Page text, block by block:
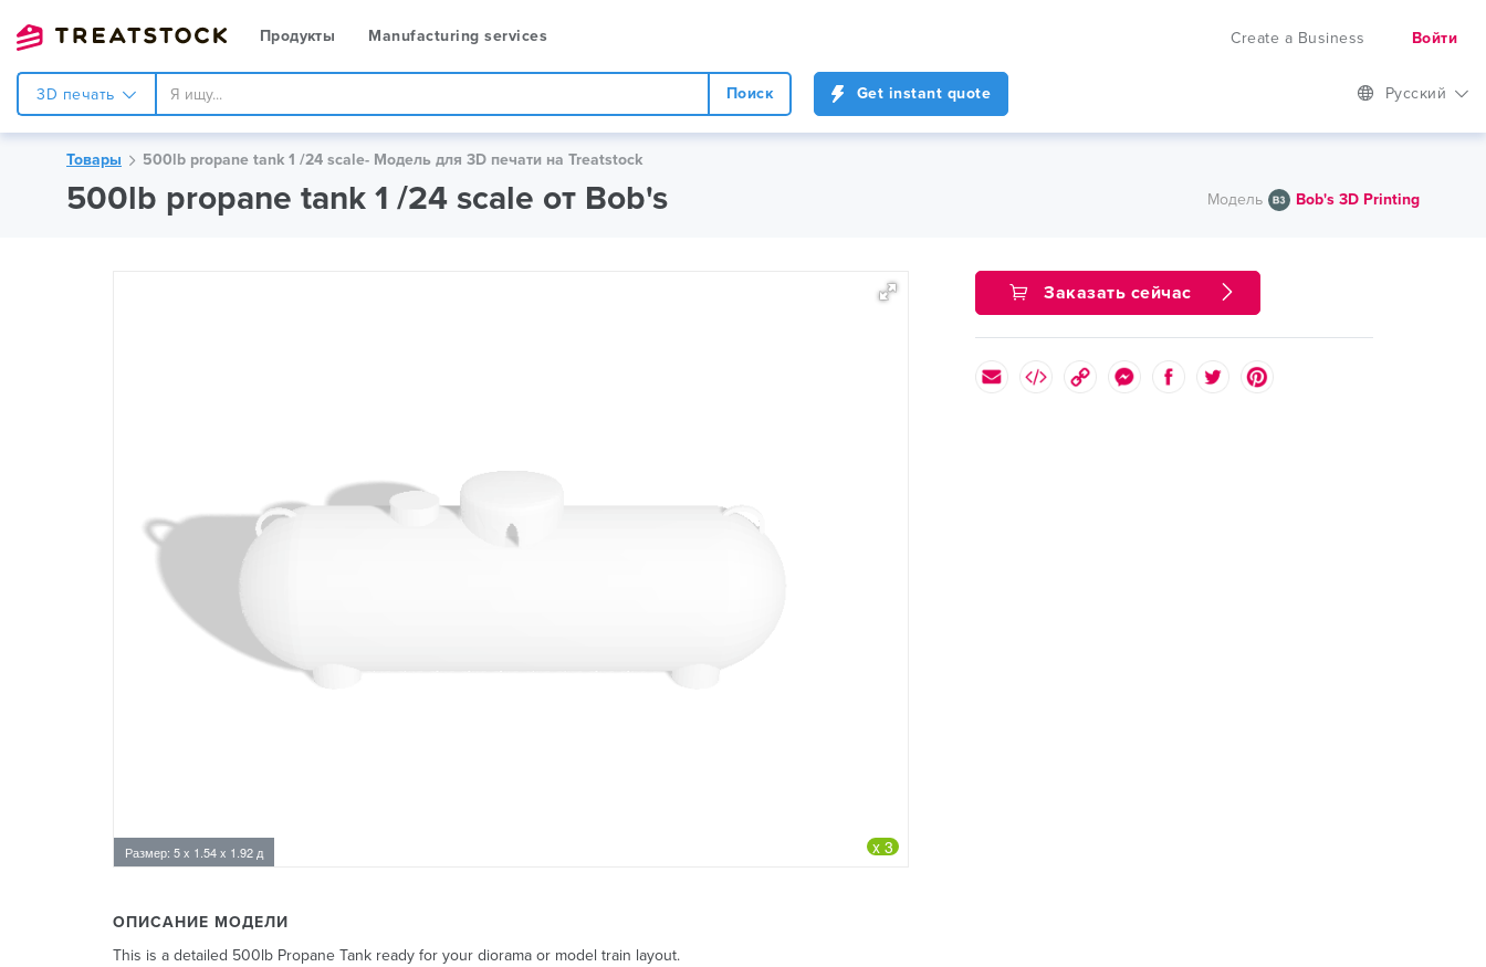
Продукты Manufacturing services Create a Business Войти
3D печать Поиск Get instant quote Русский
Товары 500lb propane tank 1 /24 scale- Модель для 3D печати на Treatstock
500lb propane tank 1 /24 scale от Bob's Модель Bob's 3D Printing
Размер: 5 x 1.54 x 1.92 д x 3
Заказать сейчас
ОПИСАНИЕ МОДЕЛИ
This is a detailed 500lb Propane Tank ready for your diorama or model train layout.